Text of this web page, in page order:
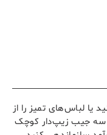
یا لباس‌های تمیز را از
سه جیب زیپ‌دار کوچک